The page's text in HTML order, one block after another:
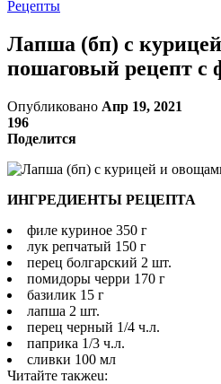
Рецепты
Лапша (бп) с
пошаговый рецепт с
Опубликовано Апр 19, 2021
196
Поделится
ИНГРЕДИЕНТЫ РЕЦЕПТА
филе куриное 350 г
лук репчатый 150 г
перец болгарский 2 шт.
помидоры черри 170 г
базилик 15 г
лапша 2 шт.
перец черный 1/4 ч.л.
паприка 1/3 ч.л.
сливки 100 мл
Читайте такжеu: